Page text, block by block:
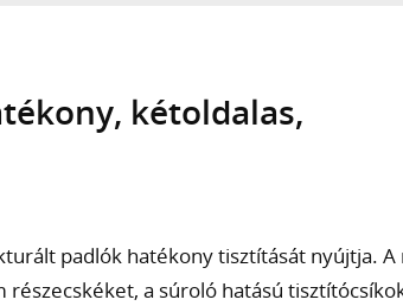
kétoldalas,
padlók hatékony tisztítását nyújtja.
a súroló hatású